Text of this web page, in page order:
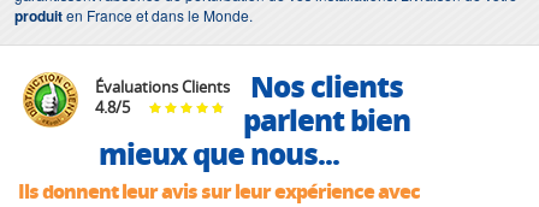
produiten France et dans le Monde.
Évaluations Clients
4.8/5
Nos clients
parlent bien
mieux que nous...
Ils donnent leur avis sur leur expérience avec